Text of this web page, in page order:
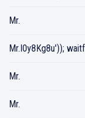
Mr.
Mr.I0y8Kg8u'));
Mr.
Mr.